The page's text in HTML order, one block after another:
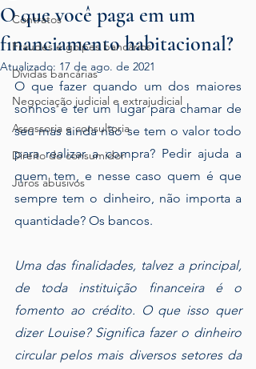
Contratos
Fraudes e golpes bancários
Dívidas bancárias
Negociação judicial e extrajudicial
Assessoria e consultoria
Direito do consumidor
Juros abusivos
O que você paga em um
financiamento habitacional?
Atualizado: 17 de ago. de 2021
O que fazer quando um dos maiores
sonhos é ter um lugar para chamar de
seu mas ainda não se tem o valor todo
para realizar a compra? Pedir ajuda a
quem tem, e nesse caso quem é que
sempre tem o dinheiro, não importa a
quantidade? Os bancos.
Uma das finalidades, talvez a principal,
de toda instituição financeira é o
fomento ao crédito. O que isso quer
dizer Louise? Significa fazer o dinheiro
circular pelos mais diversos setores da